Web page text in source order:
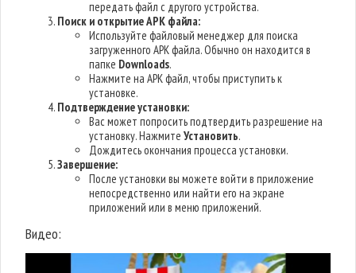
передать файл с другого устройства.
Поиск и открытие APK файла:
Используйте файловый менеджер для поиска
загруженного APK файла. Обычно он находится в
папке Downloads.
Нажмите на APK файл, чтобы приступить к
установке.
Подтверждение установки:
Вас может попросить подтвердить разрешение на
установку. НажмитеУстановить.
Дождитесь окончания процесса установки.
Завершение:
После установки вы можете войти в приложение
непосредственно или найти его на экране
приложений или в меню приложений.
Видео: